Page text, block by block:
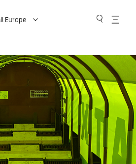
Europe